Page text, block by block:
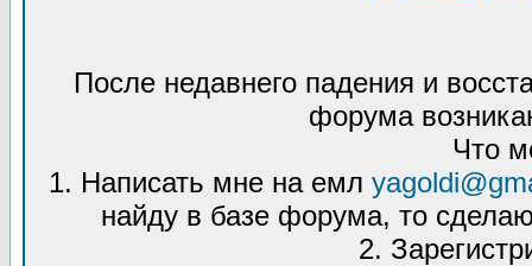
После недавнего падения и
форума
Что
1. Написать мне на емл
найду в базе форума, то
2.